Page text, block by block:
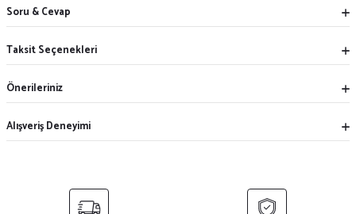
Soru & Cevap
Taksit Seçenekleri
Önerileriniz
Alışveriş Deneyimi